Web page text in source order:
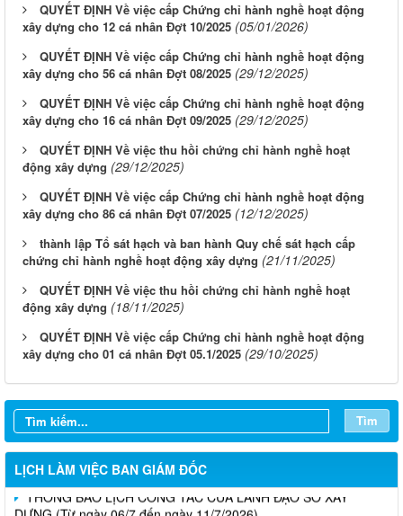
QUYẾT ĐỊNH Về việc cấp Chứng chỉ hành nghề hoạt động
xây dựng cho 12 cá nhân Đợt 10/2025 (05/01/2026)
QUYẾT ĐỊNH Về việc cấp Chứng chỉ hành nghề hoạt động
xây dựng cho 56 cá nhân Đợt 08/2025 (29/12/2025)
QUYẾT ĐỊNH Về việc cấp Chứng chỉ hành nghề hoạt động
xây dựng cho 16 cá nhân Đợt 09/2025 (29/12/2025)
QUYẾT ĐỊNH Về việc thu hồi chứng chỉ hành nghề hoạt
động xây dựng (29/12/2025)
QUYẾT ĐỊNH Về việc cấp Chứng chỉ hành nghề hoạt động
xây dựng cho 86 cá nhân Đợt 07/2025 (12/12/2025)
thành lập Tổ sát hạch và ban hành Quy chế sát hạch cấp
chứng chỉ hành nghề hoạt động xây dựng (21/11/2025)
QUYẾT ĐỊNH Về việc thu hồi chứng chỉ hành nghề hoạt
động xây dựng (18/11/2025)
QUYẾT ĐỊNH Về việc cấp Chứng chỉ hành nghề hoạt động
xây dựng cho 01 cá nhân Đợt 05.1/2025 (29/10/2025)
Tìm
LỊCH LÀM VIỆC BAN GIÁM ĐỐC
LỊCH CÔNG TÁC CỦA LÃNH ĐẠO SỞ XÂY DỰNG (Từ ngày
03/8 đến ngày 08/8/2026)
THÔNG BÁO LỊCH CÔNG TÁC CỦA LÃNH ĐẠO SỞ XÂY
DỰNG (Từ ngày 27/7 đến ngày 31/7/2026)
THÔNG BÁO LỊCH CÔNG TÁC CỦA LÃNH ĐẠO SỞ XÂY
DỰNG (Từ ngày 20/7 đến ngày 25/7/2026)
THÔNG BÁO LỊCH CÔNG TÁC CỦA LÃNH ĐẠO SỞ XÂY
DỰNG (Từ ngày 06/7 đến ngày 11/7/2026)